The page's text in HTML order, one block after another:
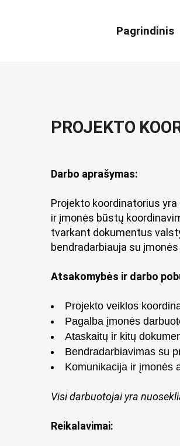
Pagrindinis
PROJEKTO
Darbo aprašymas:
Projekto koordinatorius
ir įmonės būstų
tvarkant dokumentus
bendradarbiauja su
Atsakomybės ir darbo
Projekto veiklos
Pagalba įmonės
Ataskaitų ir kitų
Bendradarbiavimas su
Komunikacija ir įmonės
Visi darbuotojai yra
Reikalavimai: